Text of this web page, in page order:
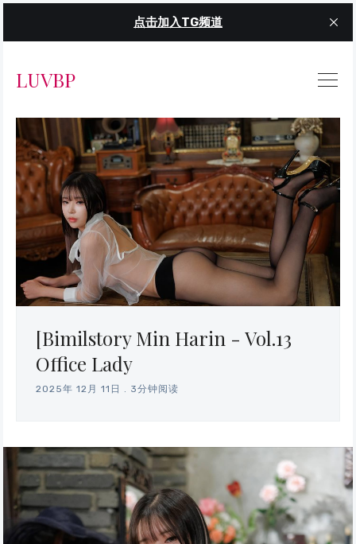
点击加入TG频道
LUVBP
[Bimilstory Min Harin - Vol.13
Office Lady
2025年 12月 11日 3分钟阅读